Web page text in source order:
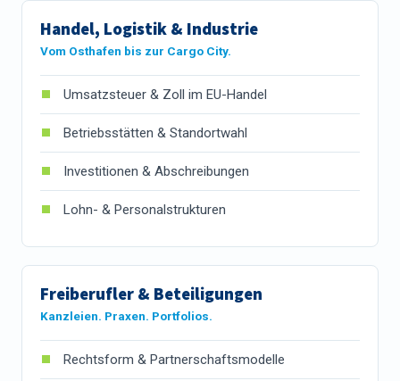
Handel, Logistik & Industrie
Vom Osthafen bis zur Cargo City.
Umsatzsteuer & Zoll im EU-Handel
Betriebsstätten & Standortwahl
Investitionen & Abschreibungen
Lohn- & Personalstrukturen
Freiberufler & Beteiligungen
Kanzleien. Praxen. Portfolios.
Rechtsform & Partnerschaftsmodelle